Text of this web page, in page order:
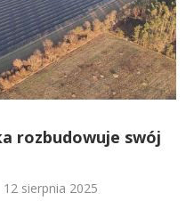
rozbudowuje swój
12 sierpnia 2025